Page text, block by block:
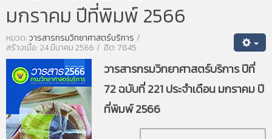
มกราคม ปีที่พิมพ์ 2566
หมวด:วารสารกรมวิทยาศาสตร์บริการ
สร้างเมื่อ: 24 มีนาคม 2566 ฮิต: 7845
วารสารกรมวิทยาศาสตร์บริการ ปีที่
72 ฉบับที่ 221 ประจำเดือน มกราคม ปี
ที่พิมพ์ 2566